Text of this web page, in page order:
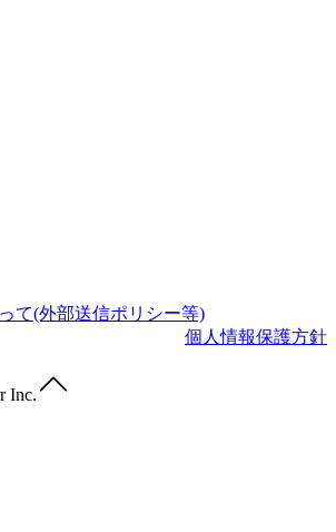
て(外部送信ポリシー等)
個人情報保護方針
Inc.